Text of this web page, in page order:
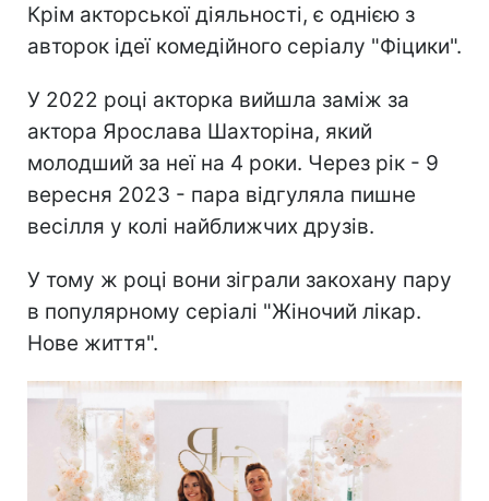
Крім акторської діяльності, є однією з
авторок ідеї комедійного серіалу "Фіцики".
У 2022 році акторка вийшла заміж за
актора Ярослава Шахторіна, який
молодший за неї на 4 роки. Через рік - 9
вересня 2023 - пара відгуляла пишне
весілля у колі найближчих друзів.
У тому ж році вони зіграли закохану пару
в популярному серіалі "Жіночий лікар.
Нове життя".